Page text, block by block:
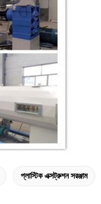
প্লাস্টিক এক্সট্রুশন সরঞ্জাম